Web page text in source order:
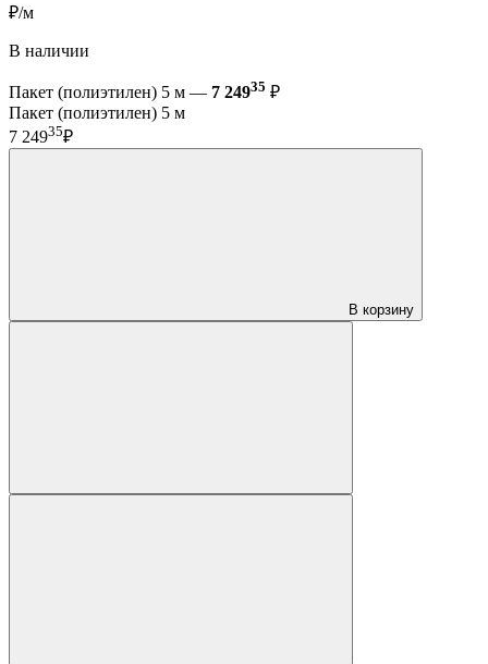
₽/м
В наличии
Пакет (полиэтилен) 5 м — 7 24935 ₽
Пакет (полиэтилен) 5 м
7 24935₽
В корзину